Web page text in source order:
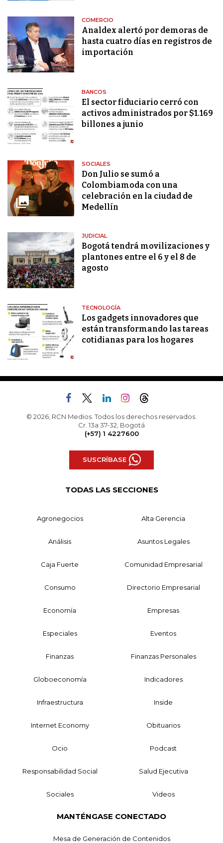
COMERCIO
Analdex alertó por demoras de
hasta cuatro días en registros de
importación
BANCOS
El sector fiduciario cerró con
activos administrados por $1.169
billones a junio
SOCIALES
Don Julio se sumó a
Colombiamoda con una
celebración en la ciudad de
Medellín
JUDICIAL
Bogotá tendrá movilizaciones y
plantones entre el 6 y el 8 de
agosto
TECNOLOGÍA
Los gadgets innovadores que
están transformando las tareas
cotidianas para los hogares
© 2026, RCN Medios. Todos los derechos reservados.
Cr. 13a 37-32, Bogotá
(+57) 1 4227600
SUSCRÍBASE
TODAS LAS SECCIONES
Agronegocios Alta Gerencia
Análisis Asuntos Legales
Caja Fuerte Comunidad Empresarial
Consumo Directorio Empresarial
Economía Empresas
Especiales Eventos
Finanzas Finanzas Personales
Globoeconomía Indicadores
Infraestructura Inside
Internet Economy Obituarios
Ocio Podcast
Responsabilidad Social Salud Ejecutiva
Sociales Videos
MANTÉNGASE CONECTADO
Mesa de Generación de Contenidos